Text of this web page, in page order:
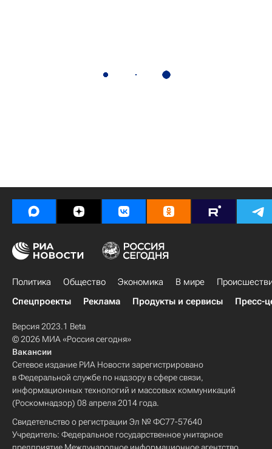
Политика Общество Экономика В мире
Спецпроекты
Реклама Продукты и сервисы Пресс-
Версия 2023.1 Beta
© 2026 МИА «Россия сегодня»
Вакансии
Сетевое издание РИА Новости зарегистрировано
в Федеральной службе по надзору в сфере связи,
информационных технологий и массовых коммуникаций
(Роскомнадзор) 08 апреля 2014 года.
Свидетельство о регистрации Эл № ФС77-57640
Учредитель: Федеральное государственное унитарное